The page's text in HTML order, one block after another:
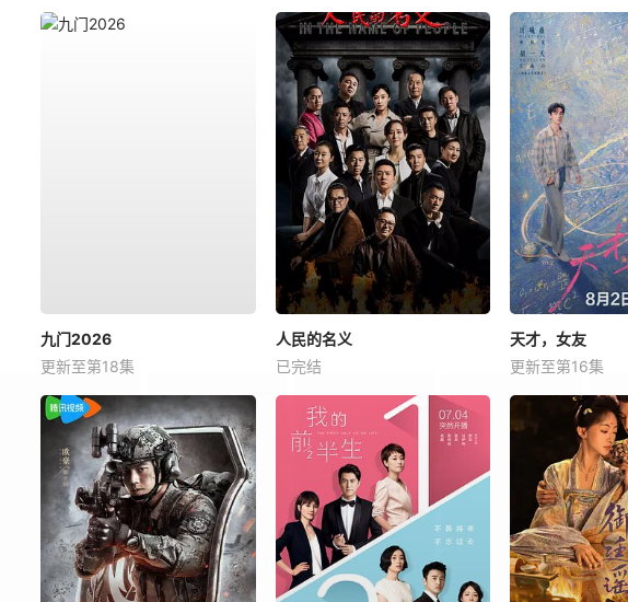
九门2026
更新至第18集
人民的名义
已完结
天才，女友
更新至第16集